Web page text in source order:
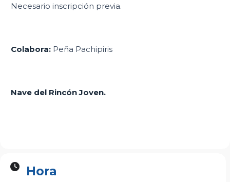
Necesario inscripción previa.
Colabora: Peña Pachipiris
Nave del Rincón Joven.
Hora